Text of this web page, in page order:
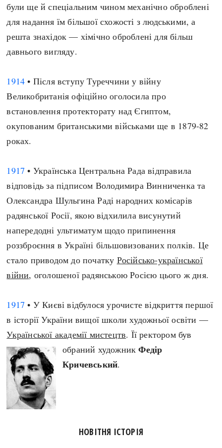
були ще й спеціальним чином механічно оброблені
для надання їм більшої схожості з людськими, а
решта знахідок — хімічно оброблені для більш
давнього вигляду.
1914 • Після вступу Туреччини у війну
Великобританія офіційно оголосила про
встановлення протекторату над Єгиптом,
окупованим британськими військами ще в 1879-82
роках.
1917 • Українська Центральна Рада відправила
відповідь за підписом Володимира Винниченка та
Олександра Шульгина Раді народних комісарів
радянської Росії, якою відхилила висунутий
напередодні ультиматум щодо припинення
роззброєння в Україні більшовизованих полків. Це
стало приводом до початку Російсько-української
війни, оголошеної радянською Росією цього ж дня.
1917 • У Києві відбулося урочисте відкриття першої
в історії України вищої школи художньої освіти —
Української академії мистецтв. Її ректором був
обраний художникФедір
Кричевський.
НОВІТНЯ ІСТОРІЯ